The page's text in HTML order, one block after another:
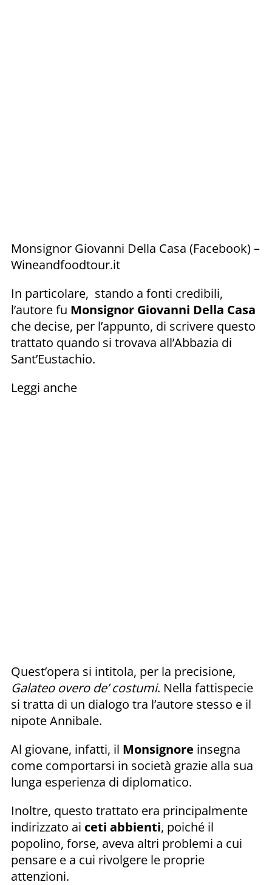
Monsignor Giovanni Della Casa (Facebook) –
Wineandfoodtour.it
In particolare, stando a fonti credibili,
l’autore fu Monsignor Giovanni Della Casa
che decise, per l’appunto, di scrivere questo
trattato quando si trovava all’Abbazia di
Sant’Eustachio.
Leggi anche
Quest’opera si intitola, per la precisione,
Galateo overo de’ costumi. Nella fattispecie
si tratta di un dialogo tra l’autore stesso e il
nipote Annibale.
Al giovane, infatti, il Monsignore insegna
come comportarsi in società grazie alla sua
lunga esperienza di diplomatico.
Inoltre, questo trattato era principalmente
indirizzato ai ceti abbienti, poiché il
popolino, forse, aveva altri problemi a cui
pensare e a cui rivolgere le proprie
attenzioni.